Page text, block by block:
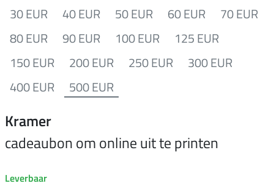
30 EUR
40 EUR 50 EUR 60 EUR
70 EUR
80 EUR
90 EUR 100 EUR
125 EUR
150 EUR
200 EUR 250 EUR
300 EUR
400 EUR
500 EUR
Kramer
cadeaubon om online uit te printen
Leverbaar